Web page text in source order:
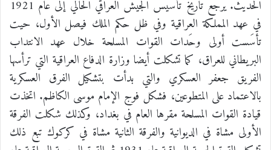
الحديث. يَرجع تاريخ تأسيس الجيش العراقي الحالي إلى عام 1921
في عهد المملكة العراقية وفي ظل حكم الملك فيصل الأول، حيت
تأسَست أولى وحَدات القوات المسلحة خلال عهد الانتداب
البريطاني للعراق، كما تشكلت أيضا وزارة الدفاع العراقية التي ترأسها
الفريق جعفر العسكري والتي بدأت بتشكيل الفرق العسكرية
بالاعتماد على المتطوعين، فشكل فوج الإمام موسى الكاظم. اتخذت
قيادة القوات المسلحة مقرها العام في بغداد، وكذلك شكلت الفرقة
الأولى مشاة في الديوانية والفرقة الثانية مشاة في كركوك تبع ذلك